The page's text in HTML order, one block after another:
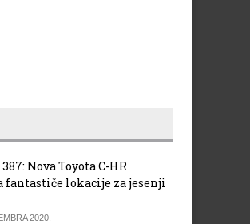
Nova Toyota C-HR
fantastiče lokacije za jesenji
2020.